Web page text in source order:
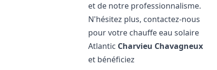
et de notre professionnalisme.
N'hésitez plus, contactez-nous
pour votre chauffe eau solaire
Atlantic Charvieu Chavagneux
et bénéficiez